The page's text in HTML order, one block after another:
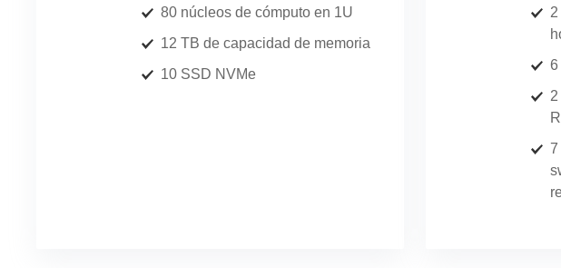
80 núcleos de cómputo en 1U
12 TB de capacidad de memoria
10 SSD NVMe
6
7